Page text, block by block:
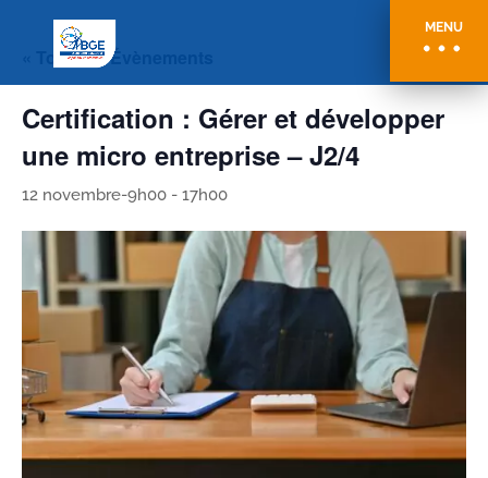
MENU
« Tous les Évènements
Certification : Gérer et développer
une micro entreprise – J2/4
12 novembre-9h00 - 17h00